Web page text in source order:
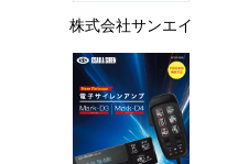
株式会社サンエイ